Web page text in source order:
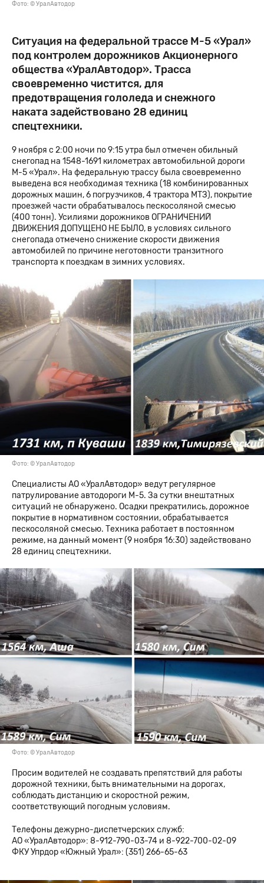
Фото: © УралАвтодор
Ситуация на федеральной трассе М-5 «Урал»
под контролем дорожников Акционерного
общества «УралАвтодор». Трасса
своевременно чистится, для
предотвращения гололеда и снежного
наката задействовано 28 единиц
спецтехники.
9 ноября с 2:00 ночи по 9:15 утра был отмечен обильный
снегопад на 1548-1691 километрах автомобильной дороги
М-5 «Урал». На федеральную трассу была своевременно
выведена вся необходимая техника (18 комбинированных
дорожных машин, 6 погрузчиков, 4 трактора МТЗ), покрытие
проезжей части обрабатывалось пескосоляной смесью
(400 тонн). Усилиями дорожников ОГРАНИЧЕНИЙ
ДВИЖЕНИЯ ДОПУЩЕНО НЕ БЫЛО, в условиях сильного
снегопада отмечено снижение скорости движения
автомобилей по причине неготовности транзитного
транспорта к поездкам в зимних условиях.
Фото: © УралАвтодор
Специалисты АО «УралАвтодор» ведут регулярное
патрулирование автодороги М-5. За сутки внештатных
ситуаций не обнаружено. Осадки прекратились, дорожное
покрытие в нормативном состоянии, обрабатывается
пескосоляной смесью. Техника работает в постоянном
режиме, на данный момент (9 ноября 16:30) задействовано
28 единиц спецтехники.
Фото: © УралАвтодор
Просим водителей не создавать препятствий для работы
дорожной техники, быть внимательными на дорогах,
соблюдать дистанцию и скоростной режим,
соответствующий погодным условиям.
Телефоны дежурно-диспетчерских служб:
АО «УралАвтодор»: 8-912-790-03-74 и 8-922-700-02-09
ФКУ Упрдор «Южный Урал»: (351) 266-65-63